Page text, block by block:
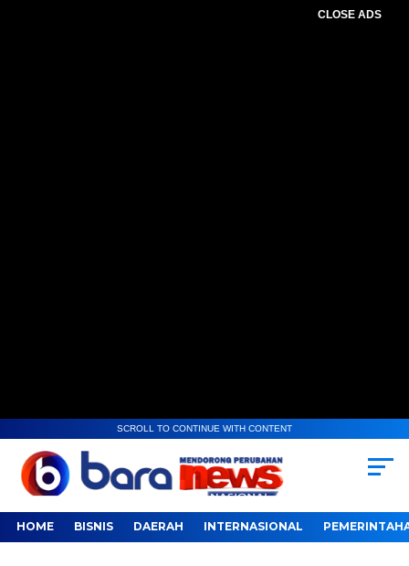
CLOSE ADS
SCROLL TO CONTINUE WITH CONTENT
HOME BISNIS DAERAH INTERNASIONAL